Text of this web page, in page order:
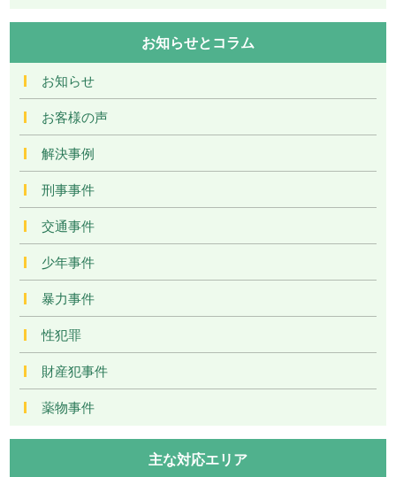
お知らせとコラム
お知らせ
お客様の声
解決事例
刑事事件
交通事件
少年事件
暴力事件
性犯罪
財産犯事件
薬物事件
主な対応エリア